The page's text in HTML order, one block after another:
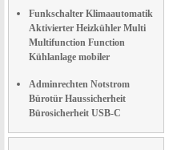
Funkschalter Klimaautomatik
Aktivierter Heizkühler Multi
Multifunction Function
Kühlanlage mobiler
Adminrechten Notstrom
Bürotür Haussicherheit
Bürosicherheit USB-C